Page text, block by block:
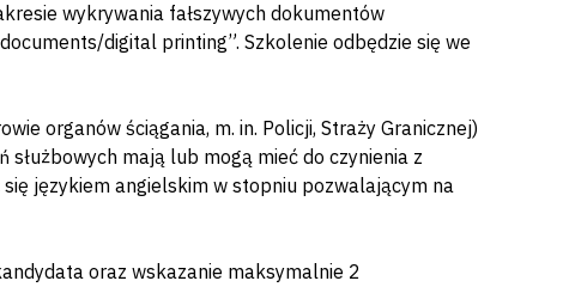
wykrywania fałszywych dokumentów
digital printing”. Szkolenie odbędzie się we
organów ściągania, m. in. Policji, Straży Granicznej)
mają lub mogą mieć do czynienia z
językiem angielskim w stopniu pozwalającym na
oraz wskazanie maksymalnie 2